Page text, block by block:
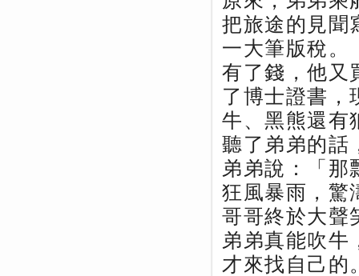
把旅途的見聞
一大筆版稅。
有了錢，他又
了博士證書，
牛、黑熊還有
聽了弟弟的話
弟弟說：「那
狂風暴雨，驚
哥哥終於大聲
弟弟真能吹牛
才來找自己的